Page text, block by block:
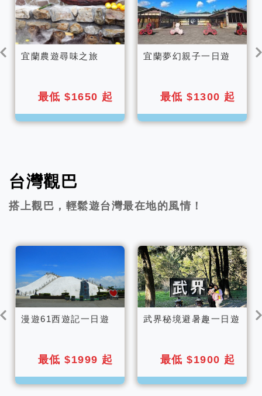
宜蘭農遊尋味之旅
最低 $1650 起
宜蘭夢幻親子一日遊
最低 $1300 起
台灣觀巴
搭上觀巴，輕鬆遊台灣最在地的風情！
漫遊61西遊記一日遊
最低 $1999 起
武界秘境避暑趣一日遊
最低 $1900 起